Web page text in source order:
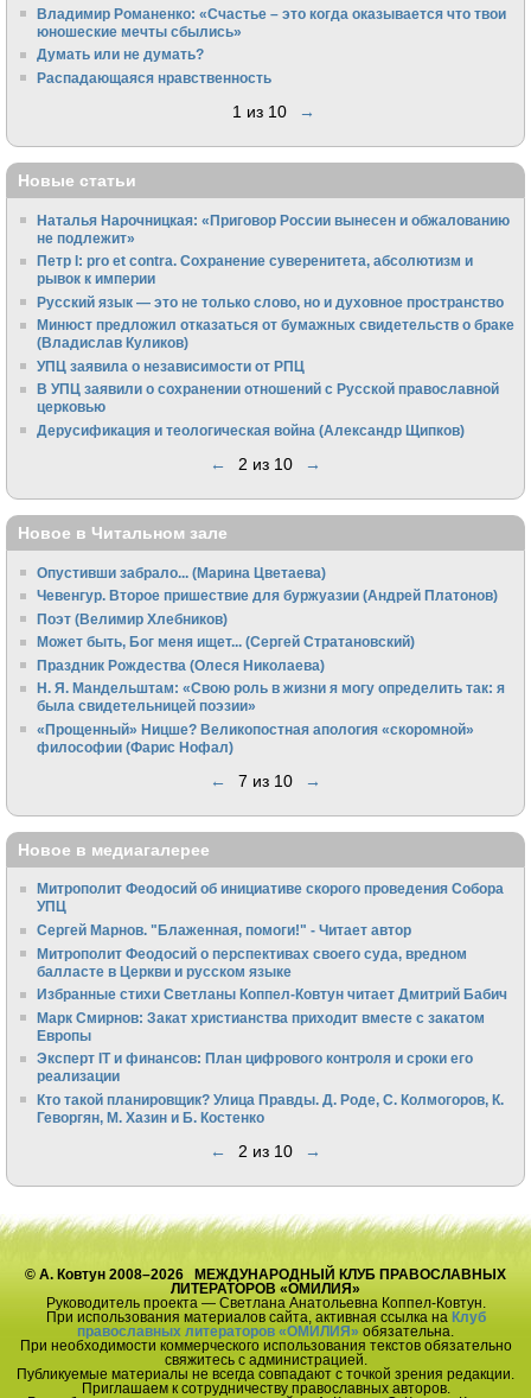
Владимир Романенко: «Счастье – это когда оказывается что твои
юношеские мечты сбылись»
Думать или не думать?
Распадающаяся нравственность
1 из 10 →
Новые статьи
Наталья Нарочницкая: «Приговор России вынесен и обжалованию
не подлежит»
Петр I: pro et contra. Сохранение суверенитета, абсолютизм и
рывок к империи
Русский язык — это не только слово, но и духовное пространство
Минюст предложил отказаться от бумажных свидетельств о браке
(Владислав Куликов)
УПЦ заявила о независимости от РПЦ
В УПЦ заявили о сохранении отношений с Русской православной
церковью
Дерусификация и теологическая война (Александр Щипков)
← 2 из 10 →
Новое в Читальном зале
Опустивши забрало... (Марина Цветаева)
Чевенгур. Второе пришествие для буржуазии (Андрей Платонов)
Поэт (Велимир Хлебников)
Может быть, Бог меня ищет... (Сергей Стратановский)
Праздник Рождества (Олеся Николаева)
Н. Я. Мандельштам: «Свою pоль в жизни я могу опpеделить так: я
была свидетельницей поэзии»
«Прощенный» Ницше? Великопостная апология «скоромной»
философии (Фарис Нофал)
← 7 из 10 →
Новое в медиагалерее
Митрополит Феодосий об инициативе скорого проведения Собора
УПЦ
Сергей Марнов. "Блаженная, помоги!" - Читает автор
Митрополит Феодосий о перспективах своего суда, вредном
балласте в Церкви и русском языке
Избранные стихи Светланы Коппел-Ковтун читает Дмитрий Бабич
Марк Смирнов: Закат христианства приходит вместе с закатом
Европы
Эксперт IT и финансов: План цифрового контроля и сроки его
реализации
Кто такой планировщик? Улица Правды. Д. Роде, С. Колмогоров, К.
Геворгян, М. Хазин и Б. Костенко
← 2 из 10 →
© А. Ковтун 2008–2026 МЕЖДУНАРОДНЫЙ КЛУБ ПРАВОСЛАВНЫХ
ЛИТЕРАТОРОВ «ОМИЛИЯ»
Руководитель проекта — Светлана Анатольевна Коппел-Ковтун.
При использования материалов сайта, активная ссылка на Клуб
православных литераторов «ОМИЛИЯ» обязательна.
При необходимости коммерческого использования текстов обязательно
свяжитесь с администрацией.
Публикуемые материалы не всегда совпадают с точкой зрения редакции.
Приглашаем к сотрудничеству православных авторов.